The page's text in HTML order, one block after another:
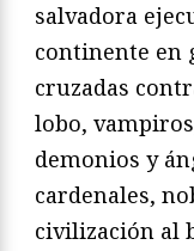
salvadora
continente en
cruzadas
lobo,
demonios y
cardenales,
civilización al